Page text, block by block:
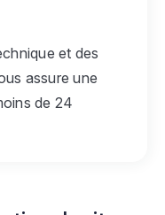
et des
assure une
de 24